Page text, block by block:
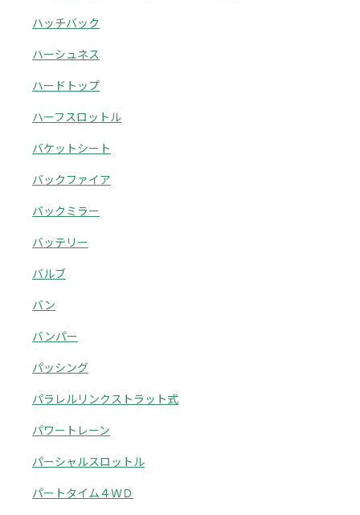
ハッチバック
ハーシュネス
ハードトップ
ハーフスロットル
バケットシート
バックファイア
バックミラー
バッテリー
バルブ
バン
バンパー
パッシング
パラレルリンクストラット式
パワートレーン
パーシャルスロットル
パートタイム４ＷＤ